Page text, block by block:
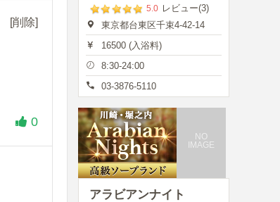
[削除]
0
5.0 レビュー(3)
東京都台東区千束4-42-14
16500 (入浴料)
8:30-24:00
03-3876-5110
NO
IMAGE
アラビアンナイト